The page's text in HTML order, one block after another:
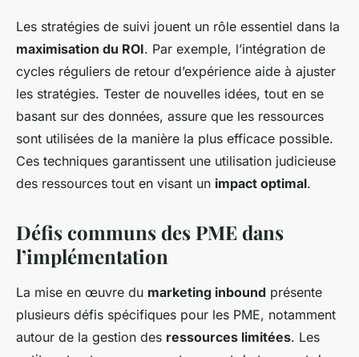
Les stratégies de suivi jouent un rôle essentiel dans la
maximisation du ROI. Par exemple, l’intégration de
cycles réguliers de retour d’expérience aide à ajuster
les stratégies. Tester de nouvelles idées, tout en se
basant sur des données, assure que les ressources
sont utilisées de la manière la plus efficace possible.
Ces techniques garantissent une utilisation judicieuse
des ressources tout en visant un impact optimal.
Défis communs des PME dans
l’implémentation
La mise en œuvre du marketing inbound présente
plusieurs défis spécifiques pour les PME, notamment
autour de la gestion des ressources limitées. Les